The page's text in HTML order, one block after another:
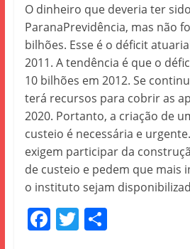
O dinheiro que deveria ter
ParanaPrevidência, mas não
bilhões. Esse é o déficit
2011. A tendência é que o
10 bilhões em 2012. Se
terá recursos para cobrir as
2020. Portanto, a criação de
custeio é necessária e
exigem participar da
de custeio e pedem que mais
o instituto sejam
F T S